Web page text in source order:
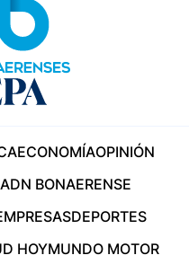
ECONOMÍAOPINIÓN
ADN BONAERENSE
DEPORTES
HOYMUNDO MOTOR